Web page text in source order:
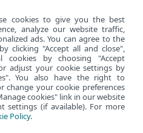
na počítači
cookies to give you the best
analyze our website traffic,
ads. You can agree to the
clicking "Accept all and close",
cookies by choosing "Accept
adjust your cookie settings by
You also have the right to
change your cookie preferences
cookies" link in our website
settings (if available). For more
Policy.